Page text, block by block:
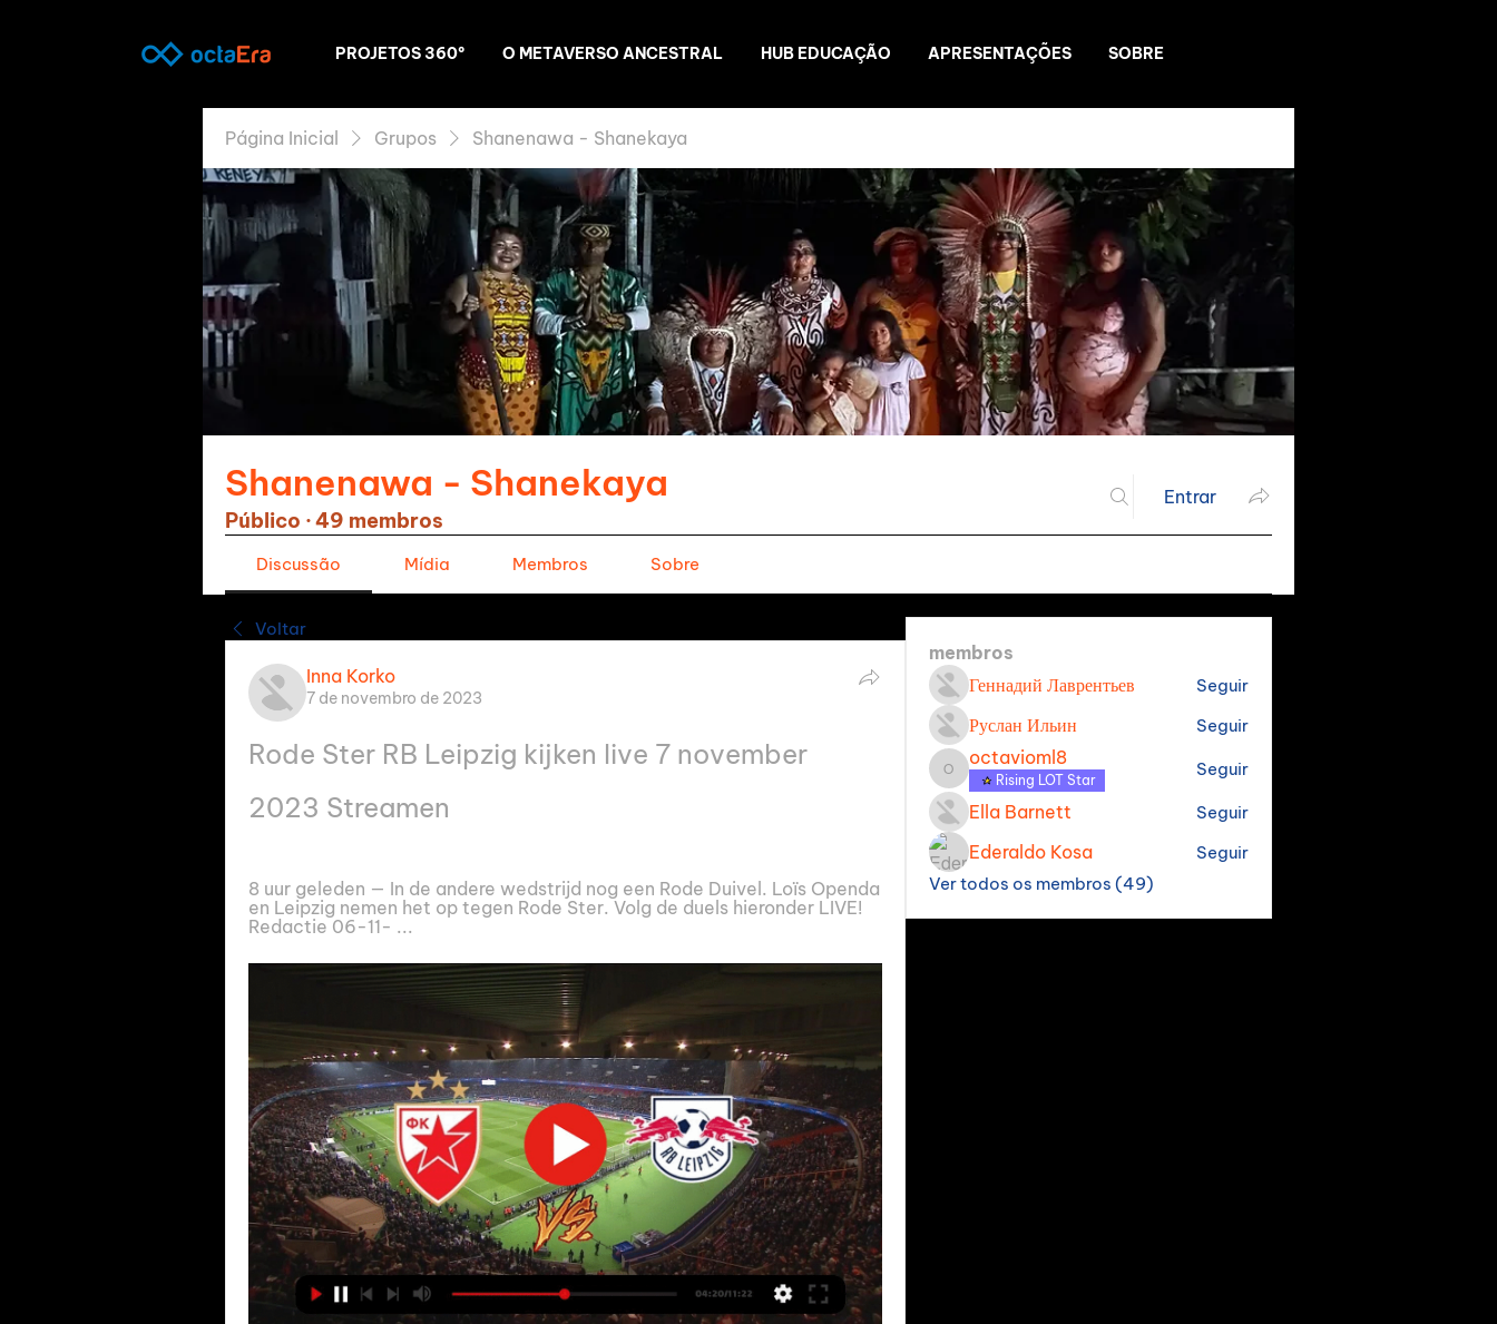
PROJETOS 360º O METAVERSO ANCESTRAL HUB EDUCAÇÃO APRESENTAÇÕES SOBRE
Página Inicial Grupos Shanenawa - Shanekaya
Shanenawa - Shanekaya
Público ·49 membros
Entrar
Discussão Mídia Membros Sobre
Voltar
Inna Korko
7 de novembro de 2023
Rode Ster RB Leipzig kijken live 7 november
2023 Streamen
8 uur geleden — In de andere wedstrijd nog een Rode Duivel. Loïs Openda
en Leipzig nemen het op tegen Rode Ster. Volg de duels hieronder LIVE!
Redactie 06-11- ...
membros
Геннадий Лаврентьев
Seguir
Руслан Ильин Seguir
octavioml8
octavioml8
Rising LOT Star
Seguir
Ella Barnett Seguir
Ederaldo Kosa
Seguir
Ver todos os membros (49)